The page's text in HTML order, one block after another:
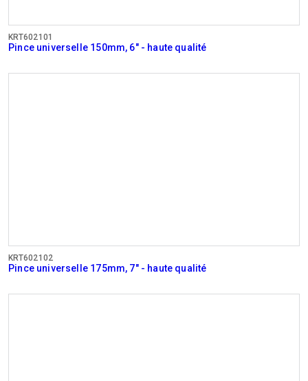
KRT602101
Pince universelle 150mm, 6" - haute qualité
KRT602102
Pince universelle 175mm, 7" - haute qualité